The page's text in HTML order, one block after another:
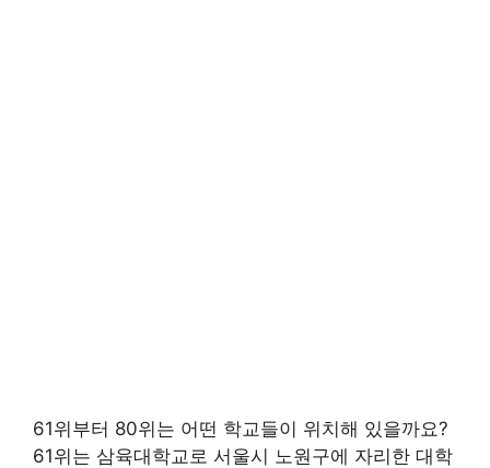
61위부터 80위는 어떤 학교들이 위치해 있을까요?
61위는 삼육대학교로 서울시 노원구에 자리한 대학